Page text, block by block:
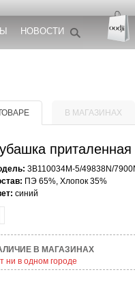
НОВОСТИ
В МАГАЗИНАХ
3B110034M-5/49838N/
ПЭ 65%, Хлопок 35%
синий
В МАГАЗИНАХ
ни в одном городе